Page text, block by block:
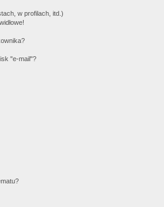
w profilach, itd.)
"e-mail"?